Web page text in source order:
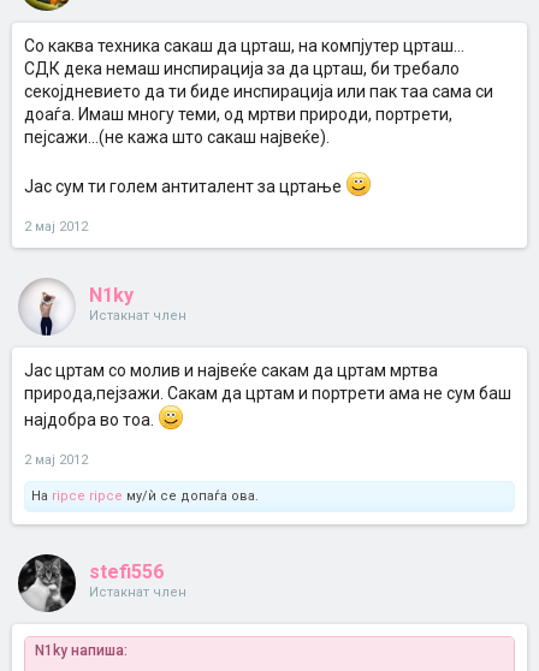
Со каква техника сакаш да црташ, на компјутер црташ...
СДК дека немаш инспирација за да црташ, би требало
секојдневието да ти биде инспирација или пак таа сама си
доаѓа. Имаш многу теми, од мртви природи, портрети,
пејсажи...(не кажа што сакаш највеќе).
Јас сум ти голем антиталент за цртање
2 мај 2012
N1ky
Истакнат член
Јас цртам со молив и највеќе сакам да цртам мртва
природа,пејзажи. Сакам да цртам и портрети ама не сум баш
најдобра во тоа.
2 мај 2012
На ripce ripce му/ѝ се допаѓа ова.
stefi556
Истакнат член
N1ky напиша: